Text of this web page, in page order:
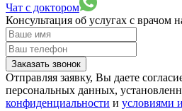
Чат с доктором
Консультация об услугах с врачом
Заказать звонок
Отправляя заявку, Вы даете
персональных данных,
конфиденциальности и условиями